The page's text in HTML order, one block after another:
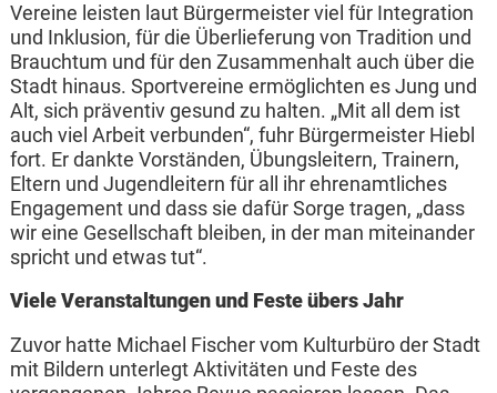
Vereine leisten laut Bürgermeister viel für Integration
und Inklusion, für die Überlieferung von Tradition und
Brauchtum und für den Zusammenhalt auch über die
Stadt hinaus. Sportvereine ermöglichten es Jung und
Alt, sich präventiv gesund zu halten. „Mit all dem ist
auch viel Arbeit verbunden“, fuhr Bürgermeister Hiebl
fort. Er dankte Vorständen, Übungsleitern, Trainern,
Eltern und Jugendleitern für all ihr ehrenamtliches
Engagement und dass sie dafür Sorge tragen, „dass
wir eine Gesellschaft bleiben, in der man miteinander
spricht und etwas tut“.
Viele Veranstaltungen und Feste übers Jahr
Zuvor hatte Michael Fischer vom Kulturbüro der Stadt
mit Bildern unterlegt Aktivitäten und Feste des